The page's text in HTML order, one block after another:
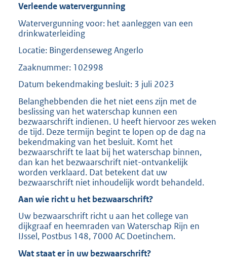
2
8
Verleende watervergunning
Watervergunning voor: het aanleggen van een
drinkwaterleiding
Locatie: Bingerdenseweg Angerlo
Zaaknummer: 102998
Datum bekendmaking besluit: 3 juli 2023
Belanghebbenden die het niet eens zijn met de
beslissing van het waterschap kunnen een
bezwaarschrift indienen. U heeft hiervoor zes weken
de tijd. Deze termijn begint te lopen op de dag na
bekendmaking van het besluit. Komt het
bezwaarschrift te laat bij het waterschap binnen,
dan kan het bezwaarschrift niet-ontvankelijk
worden verklaard. Dat betekent dat uw
bezwaarschrift niet inhoudelijk wordt behandeld.
Aan wie richt u het bezwaarschrift?
Uw bezwaarschrift richt u aan het college van
dijkgraaf en heemraden van Waterschap Rijn en
IJssel, Postbus 148, 7000 AC Doetinchem.
Wat staat er in uw bezwaarschrift?